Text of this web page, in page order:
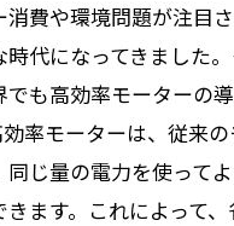
費や環境問題が注目
代になってきました。
でも高効率モーターの
率モーターは、従来
同じ量の電力を使って
ます。これによって